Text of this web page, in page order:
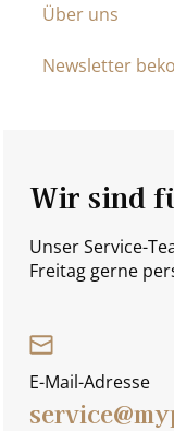
Über uns
Newsletter
Wir sind
Unser Service-
Freitag gerne
E-Mail-Adresse